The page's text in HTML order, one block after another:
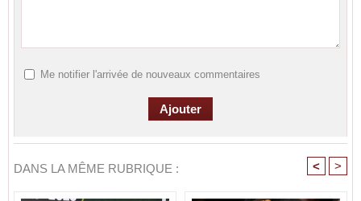
Me notifier l'arrivée de nouveaux commentaires
DANS LA MÊME RUBRIQUE : < >